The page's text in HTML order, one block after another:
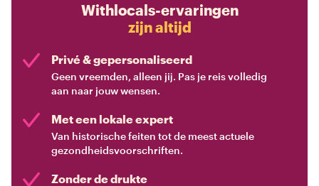
Withlocals-ervaringen
zijn altijd
Privé & gepersonaliseerd
Geen vreemden, alleen jij. Pas je reis volledig
aan naar jouw wensen.
Met een lokale expert
Van historische feiten tot de meest actuele
gezondheidsvoorschriften.
Zonder de drukte